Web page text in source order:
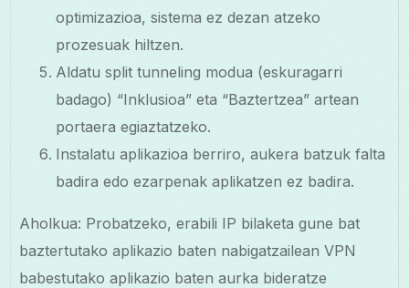
optimizazioa, sistema ez dezan atzeko
prozesuak hiltzen.
Aldatu split tunneling modua (eskuragarri
badago) “Inklusioa” eta “Baztertzea” artean
portaera egiaztatzeko.
Instalatu aplikazioa berriro, aukera batzuk falta
badira edo ezarpenak aplikatzen ez badira.
Aholkua: Probatzeko, erabili IP bilaketa gune bat
baztertutako aplikazio baten nabigatzailean VPN
babestutako aplikazio baten aurka bideratze